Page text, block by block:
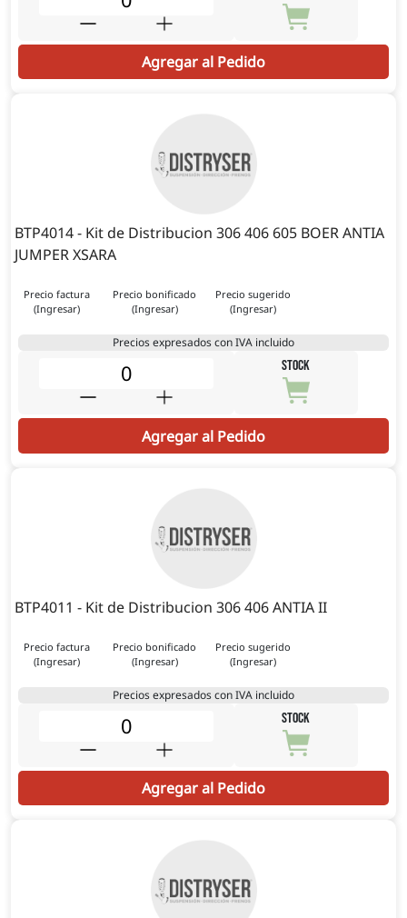
Agregar al Pedido
BTP4014 - Kit de Distribucion 306 406 605 BOER ANTIA
JUMPER XSARA
Precio factura
(Ingresar)
Precio bonificado
(Ingresar)
Precio sugerido
(Ingresar)
Precios expresados con IVA incluido
STOCK
Agregar al Pedido
BTP4011 - Kit de Distribucion 306 406 ANTIA II
Precio factura
(Ingresar)
Precio bonificado
(Ingresar)
Precio sugerido
(Ingresar)
Precios expresados con IVA incluido
STOCK
Agregar al Pedido